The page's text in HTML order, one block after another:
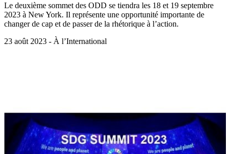
Le deuxième sommet des ODD se tiendra les 18 et 19 septembre
2023 à New York. Il représente une opportunité importante de
changer de cap et de passer de la rhétorique à l’action.
23 août 2023 - À l’International